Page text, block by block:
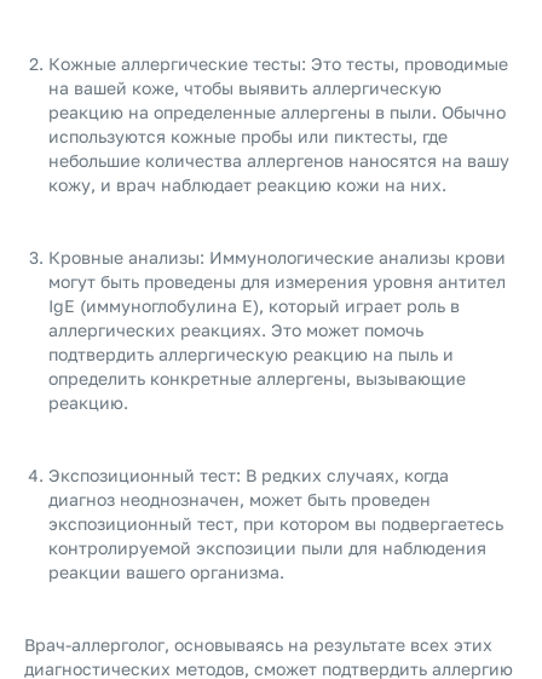
Кожные аллергические тесты: Это тесты, проводимые
на вашей коже, чтобы выявить аллергическую
реакцию на определенные аллергены в пыли. Обычно
используются кожные пробы или пиктесты, где
небольшие количества аллергенов наносятся на вашу
кожу, и врач наблюдает реакцию кожи на них.
Кровные анализы: Иммунологические анализы крови
могут быть проведены для измерения уровня антител
IgE (иммуноглобулина E), который играет роль в
аллергических реакциях. Это может помочь
подтвердить аллергическую реакцию на пыль и
определить конкретные аллергены, вызывающие
реакцию.
Экспозиционный тест: В редких случаях, когда
диагноз неоднозначен, может быть проведен
экспозиционный тест, при котором вы подвергаетесь
контролируемой экспозиции пыли для наблюдения
реакции вашего организма.
Врач-аллерголог, основываясь на результате всех этих
диагностических методов, сможет подтвердить аллергию